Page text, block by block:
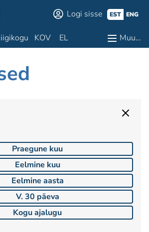
Logi sisse EST ENG
KOV EL Muu…
Praegune kuu
Eelmine kuu
Eelmine aasta
V. 30 päeva
Kogu ajalugu